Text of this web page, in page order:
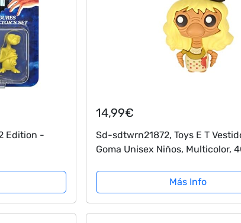
Edition -
14,99€
Sd-sdtwrn21872, Toys E T
Goma Unisex Niños, Multicolor,
Más Info